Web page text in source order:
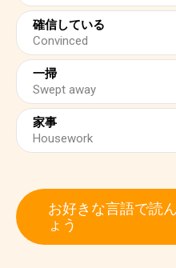
確信している
Convinced
一掃
Swept away
家事
Housework
お好きな言語で読
ょう